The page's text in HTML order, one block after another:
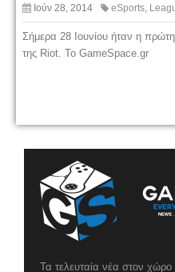
Ιούν 28, 2014 eSports,
Σήμερα 28 Ιουνίου ήταν η
της Riot. To GameSpace.gr
Τα τελευταία νέα στον